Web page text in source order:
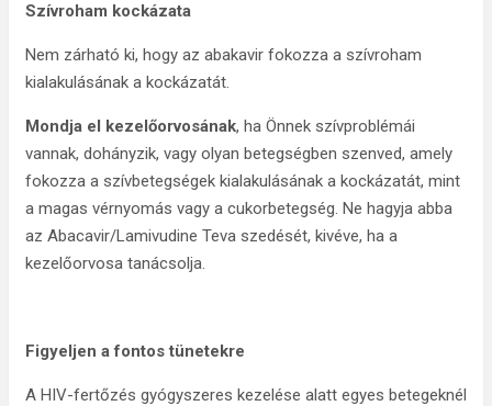
Szívroham kockázata
Nem zárható ki, hogy az abakavir fokozza a szívroham
kialakulásának a kockázatát.
Mondja el kezelőorvosának, ha Önnek szívproblémái
vannak, dohányzik, vagy olyan betegségben szenved, amely
fokozza a szívbetegségek kialakulásának a kockázatát, mint
a magas vérnyomás vagy a cukorbetegség. Ne hagyja abba
az Abacavir/Lamivudine Teva szedését, kivéve, ha a
kezelőorvosa tanácsolja.
Figyeljen a fontos tünetekre
A HIV-fertőzés gyógyszeres kezelése alatt egyes betegeknél